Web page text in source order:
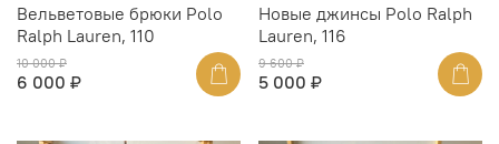
Вельветовые брюки Polo
Ralph Lauren, 110
10 000 ₽
6 000 ₽
Новые джинсы Polo Ralph
Lauren, 116
9 600 ₽
5 000 ₽